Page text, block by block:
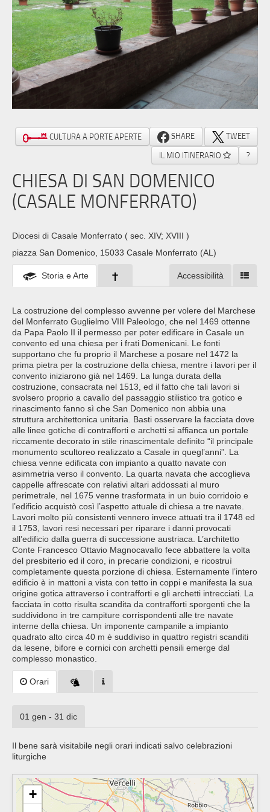
CULTURA A PORTE APERTE SHARE
TWEET
IL MIO ITINERARIO
?
CHIESA DI SAN DOMENICO
(CASALE MONFERRATO)
Diocesi di Casale Monferrato ( sec. XIV; XVIII )
piazza San Domenico, 15033 Casale Monferrato (AL)
Storia e Arte Accessibilità
La costruzione del complesso avvenne per volere del Marchese
del Monferrato Guglielmo VIII Paleologo, che nel 1469 ottenne
da Papa Paolo II il permesso per poter edificare in Casale un
convento ed una chiesa per i frati Domenicani. Le fonti
supportano che fu proprio il Marchese a posare nel 1472 la
prima pietra per la costruzione della chiesa, mentre i lavori per il
convento iniziarono già nel 1469. La lunga durata della
costruzione, consacrata nel 1513, ed il fatto che tali lavori si
svolsero proprio a cavallo del passaggio stilistico tra gotico e
rinascimento fanno sì che San Domenico non abbia una
struttura architettonica unitaria. Basti osservare la facciata dove
alle linee gotiche di contrafforti e archetti si affianca un portale
riccamente decorato in stile rinascimentale definito “il principale
monumento scultoreo realizzato a Casale in quegl’anni”. La
chiesa venne edificata con impianto a quatto navate con
asimmetria verso il convento. La quarta navata che accoglieva
cappelle affrescate con relativi altari addossati al muro
perimetrale, nel 1675 venne trasformata in un buio corridoio e
l’edificio acquistò così l’aspetto attuale di chiesa a tre navate.
Lavori molto più consistenti vennero invece attuati tra il 1748 ed
il 1753, lavori resi necessari per riparare i danni provocati
all’edificio dalla guerra di successione austriaca. L’architetto
Conte Francesco Ottavio Magnocavallo fece abbattere la volta
del presbiterio ed il coro, in precarie condizioni, e ricostruì
completamente questa porzione di chiesa. Esternamente l’intero
edificio è in mattoni a vista con tetto in coppi e manifesta la sua
origine gotica attraverso i contrafforti e gli archetti intrecciati. La
facciata in cotto risulta scandita da contrafforti sporgenti che la
suddividono in tre campiture corrispondenti alle tre navate
interne della chiesa. Un imponente campanile a impianto
quadrato alto circa 40 m è suddiviso in quattro registri scanditi
da lesene, bifore e cornici con archetti pensili emerge dal
complesso monastico.
Orari
01 gen - 31 dic
Il bene sarà visitabile negli orari indicati salvo celebrazioni
liturgiche
+